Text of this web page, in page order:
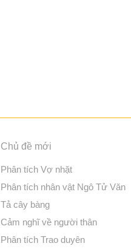
Chủ đề mới
Phân tích Vợ nhặt
Phân tích nhân vật Ngô Tử Văn
Tả cây bàng
Cảm nghĩ về người thân
Phân tích Trao duyên